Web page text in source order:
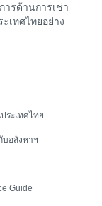
ารด้านการเช่า
เทศไทยอย่าง
ระเทศไทย
บอสังหาฯ
Guide